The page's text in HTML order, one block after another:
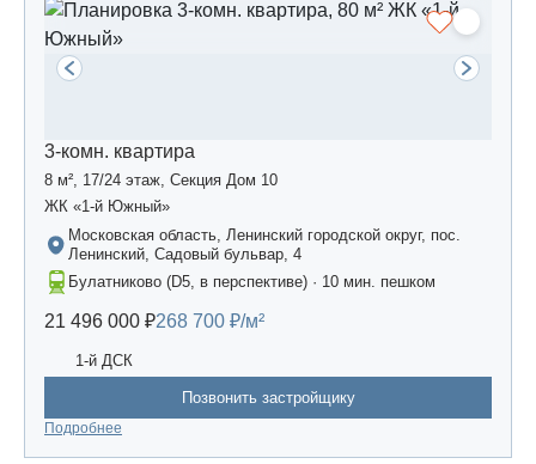
3-комн. квартира
8 м², 17/24 этаж, Секция Дом 10
ЖК «1-й Южный»
Московская область, Ленинский городской округ, пос.
Ленинский, Садовый бульвар, 4
Булатниково (D5, в перспективе) · 10 мин. пешком
21 496 000 ₽268 700 ₽/м²
1-й ДСК
Позвонить застройщику
Подробнее